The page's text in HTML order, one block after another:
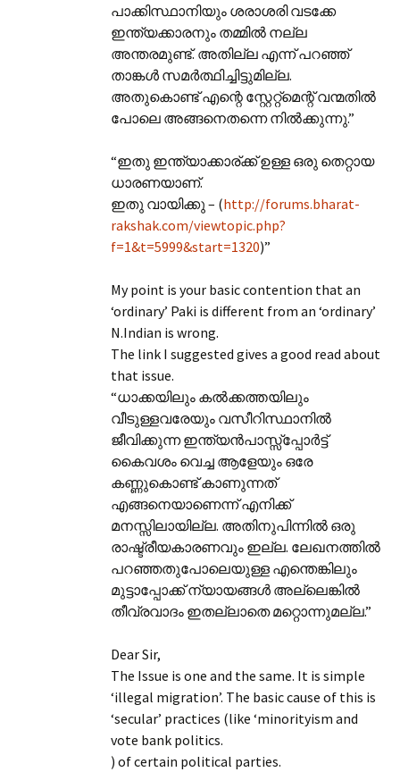
പാക്കിസ്ഥാനിയും ശരാ‍ശരി വടക്കേ
ഇന്ത്യക്കാരനും തമ്മിൽ നല്ല
അന്തരമുണ്ട്. അതില്ല എന്ന് പറഞ്ഞ്
താങ്കൾ സമർത്ഥിച്ചിട്ടുമില്ല.
അതുകൊണ്ട് എന്റെ സ്റ്റേറ്റ്മെന്റ് വന്മതിൽ
പോലെ അങ്ങനെതന്നെ നിൽക്കുന്നു.”
“ഇതു ഇന്ത്യാക്കാര്ക്ക് ഉള്ള ഒരു തെറ്റായ
ധാരണയാണ്.
ഇതു വായിക്കു – (http://forums.bharat-
rakshak.com/viewtopic.php?
f=1&t=5999&start=1320)”
My point is your basic contention that an
‘ordinary’ Paki is different from an ‘ordinary’
N.Indian is wrong.
The link I suggested gives a good read about
that issue.
“ധാക്കയിലും കൽക്കത്തയിലും
വീടുള്ളവരേയും വസീറിസ്ഥാനിൽ
ജീവിക്കുന്ന ഇന്ത്യൻപാസ്സ്പ്പോർട്ട്
കൈവശം വെച്ച ആളേയും ഒരേ
കണ്ണുകൊണ്ട് കാണുന്നത്
എങ്ങനെയാണെന്ന് എനിക്ക്
മനസ്സിലായില്ല. അതിനുപിന്നിൽ ഒരു
രാഷ്ട്രീയകാരണവും ഇല്ല. ലേഖനത്തിൽ
പറഞ്ഞതുപോലെയുള്ള എന്തെങ്കിലും
മുട്ടാപ്പോക്ക് ന്യായങ്ങൾ അല്ലെങ്കിൽ
തീവ്രവാദം ഇതല്ലാതെ മറ്റൊന്നുമല്ല.”
Dear Sir,
The Issue is one and the same. It is simple
‘illegal migration’. The basic cause of this is
‘secular’ practices (like ‘minorityism and
vote bank politics.
) of certain political parties.